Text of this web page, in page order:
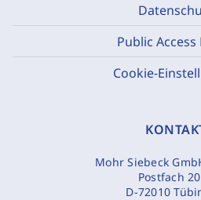
Public Access
Cookie-
Mohr Siebeck
Postfach
D-72010